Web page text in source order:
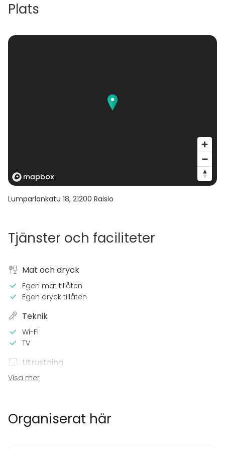
1x pöytä on mitoiltaan 140cm x 80cm
Plats
Lumparlankatu 18, 21200 Raisio
Tjänster och faciliteter
Mat och dryck
Egen mat tillåten
Egen dryck tillåten
Teknik
Wi-Fi
TV
Utrustning
Kök i kundens bruk
Fest
Bröllop
Visa mer
Organiserat här